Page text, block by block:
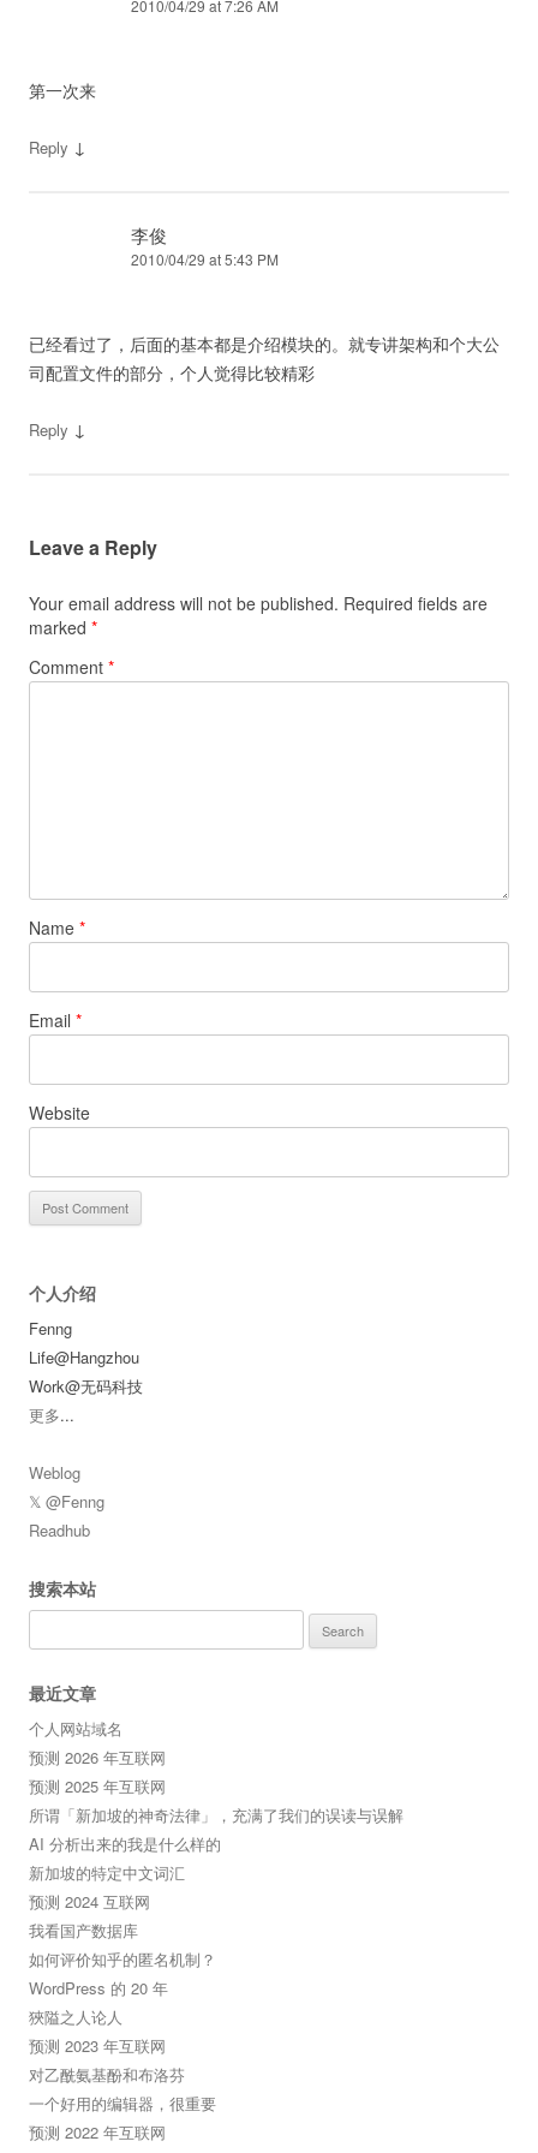
2010/04/29 at 7:26 AM
第一次来
Reply ↓
李俊
2010/04/29 at 5:43 PM
已经看过了，后面的基本都是介绍模块的。就专讲架构和个大公
司配置文件的部分，个人觉得比较精彩
Reply ↓
Leave a Reply
Your email address will not be published. Required fields are
marked *
Comment *
Name *
Email *
Website
个人介绍
Fenng
Life@Hangzhou
Work@无码科技
更多...
Weblog
𝕏 @Fenng
Readhub
搜索本站
for:
最近文章
个人网站域名
预测 2026 年互联网
预测 2025 年互联网
所谓「新加坡的神奇法律」，充满了我们的误读与误解
AI 分析出来的我是什么样的
新加坡的特定中文词汇
预测 2024 互联网
我看国产数据库
如何评价知乎的匿名机制？
WordPress 的 20 年
狹隘之人论人
预测 2023 年互联网
对乙酰氨基酚和布洛芬
一个好用的编辑器，很重要
预测 2022 年互联网